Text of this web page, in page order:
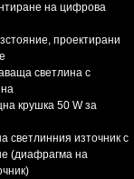
на цифрова
проектирани
светлина с
крушка 50 W за
светлинния източник с
(диафрагма на